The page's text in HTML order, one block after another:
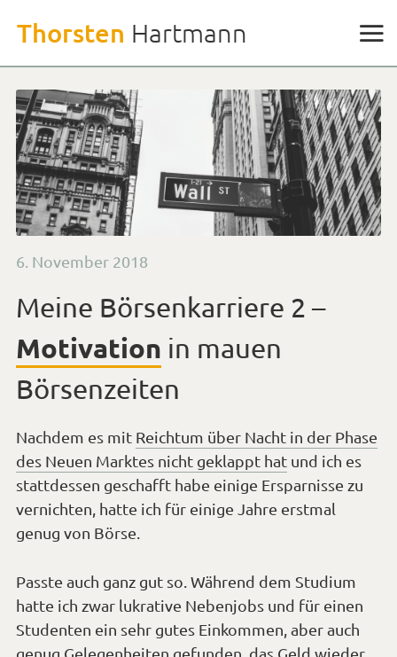
den
Inhalten
Thorsten Hartmann
Veröffentlicht
6. November 2018
Meine Börsenkarriere 2 –
Motivation in mauen
Börsenzeiten
Nachdem es mit Reichtum über Nacht in der Phase
des Neuen Marktes nicht geklappt hat und ich es
stattdessen geschafft habe einige Ersparnisse zu
vernichten, hatte ich für einige Jahre erstmal
genug von Börse.
Passte auch ganz gut so. Während dem Studium
hatte ich zwar lukrative Nebenjobs und für einen
Studenten ein sehr gutes Einkommen, aber auch
genug Gelegenheiten gefunden, das Geld wieder